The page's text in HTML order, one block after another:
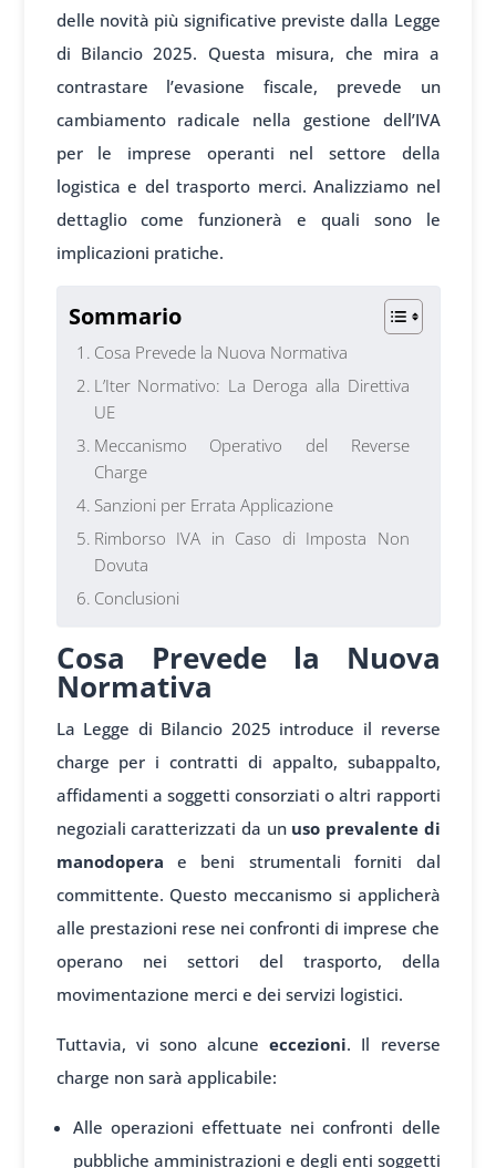
delle novità più significative previste dalla Legge
di Bilancio 2025. Questa misura, che mira a
contrastare l’evasione fiscale, prevede un
cambiamento radicale nella gestione dell’IVA
per le imprese operanti nel settore della
logistica e del trasporto merci. Analizziamo nel
dettaglio come funzionerà e quali sono le
implicazioni pratiche.
Sommario
Cosa Prevede la Nuova Normativa
L’Iter Normativo: La Deroga alla Direttiva
UE
Meccanismo Operativo del Reverse
Charge
Sanzioni per Errata Applicazione
Rimborso IVA in Caso di Imposta Non
Dovuta
Conclusioni
Cosa Prevede la Nuova
Normativa
La Legge di Bilancio 2025 introduce il reverse
charge per i contratti di appalto, subappalto,
affidamenti a soggetti consorziati o altri rapporti
negoziali caratterizzati da un uso prevalente di
manodopera e beni strumentali forniti dal
committente. Questo meccanismo si applicherà
alle prestazioni rese nei confronti di imprese che
operano nei settori del trasporto, della
movimentazione merci e dei servizi logistici.
Tuttavia, vi sono alcuneeccezioni. Il reverse
charge non sarà applicabile:
Alle operazioni effettuate nei confronti delle
pubbliche amministrazioni e degli enti soggetti